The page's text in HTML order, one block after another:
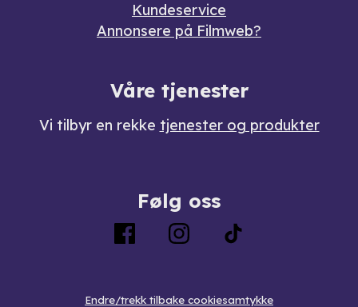
Kundeservice
Annonsere på Filmweb?
Våre tjenester
Vi tilbyr en rekke tjenester og produkter
Følg oss
Endre/trekk tilbake cookiesamtykke